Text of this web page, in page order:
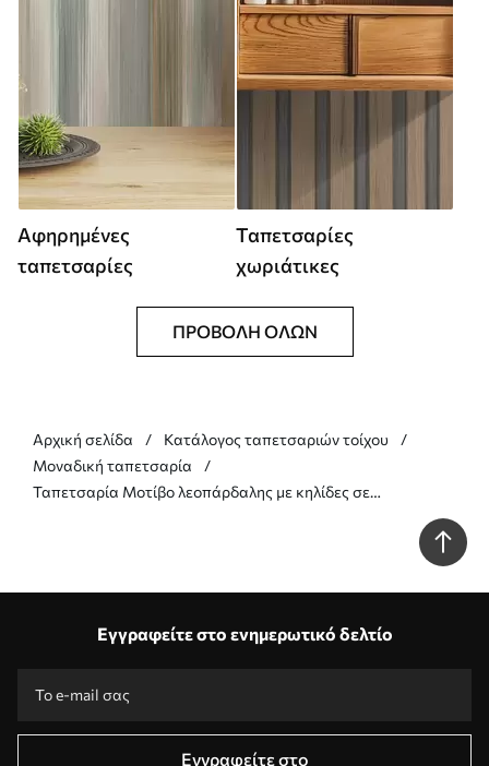
Αφηρημένες
ταπετσαρίες
Ταπετσαρίες
χωριάτικες
ΠΡΟΒΟΛΉ ΌΛΩΝ
Αρχική σελίδα
Κατάλογος ταπετσαριών τοίχου
Μοναδική ταπετσαρία
Ταπετσαρία Μοτίβο λεοπάρδαλης με κηλίδες σε
Εγγραφείτε στο ενημερωτικό δελτίο
Εγγραφείτε στο